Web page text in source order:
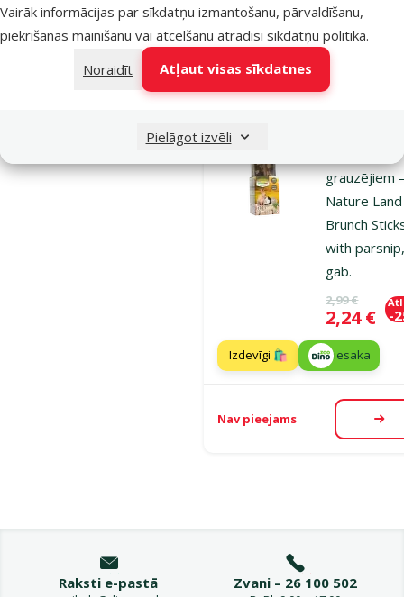
Vairāk informācijas par sīkdatņu izmantošanu, pārvaldīšanu,
piekrišanas mainīšanu vai atcelšanu atradīsi sīkdatņu politikā.
Noraidīt
Atļaut visas sīkdatnes
Pielāgot izvēli
Noliktavā
grauzējiem
Nature Land
Brunch
with
gab.
Oriģinālā
2,99 €
Cena
2,24 € -
Izdevīgi 🛍️ iesaka
Nav pieejams
Raksti e-pastā Zvani – 26 100 502